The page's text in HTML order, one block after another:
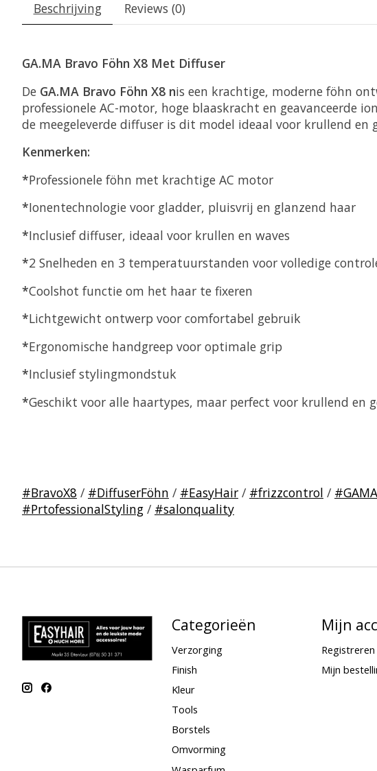
Beschrijving Reviews (0)
GA.MA Bravo Föhn X8 Met Diffuser
De GA.MA Bravo Föhn X8 nis een krachtige, moderne föhn
professionele AC-motor, hoge blaaskracht en geavanceerde
de meegeleverde diffuser is dit model ideaal voor krullend
Kenmerken:
*Professionele föhn met krachtige AC motor
*Ionentechnologie voor gladder, pluisvrij en glanzend haar
*Inclusief diffuser, ideaal voor krullen en waves
*2 Snelheden en 3 temperatuurstanden voor volledige
*Coolshot functie om het haar te fixeren
*Lichtgewicht ontwerp voor comfortabel gebruik
*Ergonomische handgreep voor optimale grip
*Inclusief stylingmondstuk
*Geschikt voor alle haartypes, maar perfect voor krullend en
#BravoX8 / #DiffuserFöhn / #EasyHair / #frizzcontrol / #GAMA
#PrtofessionalStyling / #salonquality
Categorieën
Verzorging
Finish
Kleur
Tools
Borstels
Omvorming
Mijn
Registreren
Mijn